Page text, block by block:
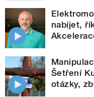
nabíjet,
Šetření
otázky,